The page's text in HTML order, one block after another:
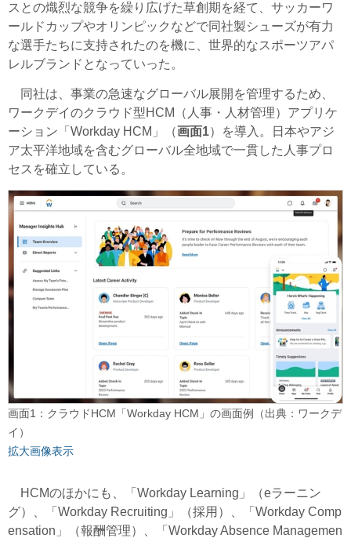
スとの熾烈な競争を繰り広げた草創期を経て、サッカーワ
ールドカップやオリンピックなどで同社製シューズが有力
な選手たちに支持されたのを機に、世界的なスポーツアパ
レルブランドとなっていった。
同社は、事業の急速なグローバル展開を管理するため、
ワークデイのクラウド型HCM（人事・人材管理）アプリケ
ーション「Workday HCM」（画面1）を導入。日本やアジ
ア太平洋地域を含むグローバル全地域で一貫した人事プロ
セスを確立している。
画面1：クラウドHCM「Workday HCM」の画面例（出典：ワークデ
イ）
拡大画像表示
HCMのほかにも、「Workday Learning」（eラーニン
グ）、「Workday Recruiting」（採用）、「Workday Comp
ensation」（報酬管理）、「Workday Absence Managemen